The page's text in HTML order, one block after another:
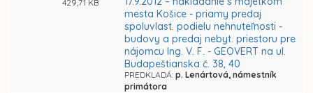
429,71 KB
mesta Košice - priamy predaj
spoluvlast. podielu nehnuteľnosti -
budovy a predaj nebyt. priestoru pre
nájomcu Ing. V. F. - GEOVERT na ul.
Budapeštianska č. 38, 40
PREDKLADÁ: p. Lenártová, námestník
primátora